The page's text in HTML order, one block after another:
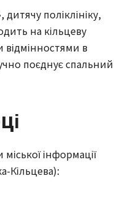
поліклініку,
на кільцеву
в
поєднує спальний
інформації
Кільцева):